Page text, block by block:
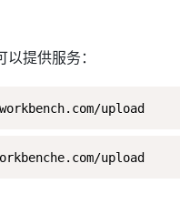
提供服务：